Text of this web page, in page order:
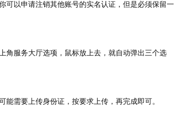
可以申请注销其他账号的实名认证，但是必须保留一
角服务大厅选项，鼠标放上去，就自动弹出三个选
需要上传身份证，按要求上传，再完成即可。